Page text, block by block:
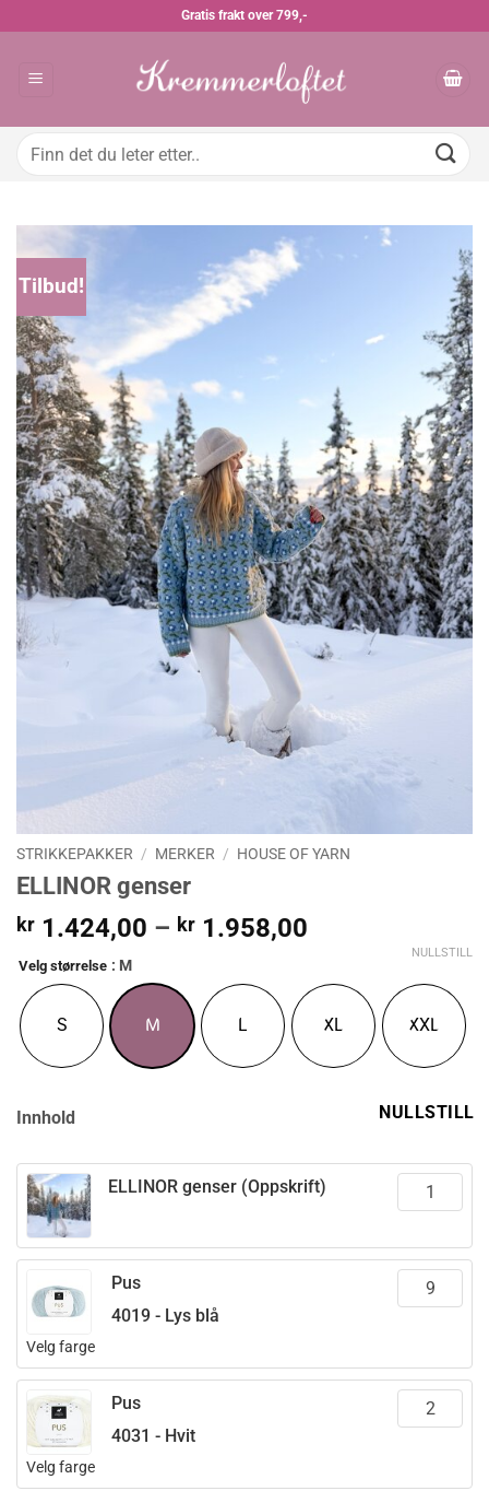
Gratis frakt over 799,-
Søk
Tilbud!
STRIKKEPAKKER / MERKER / HOUSE OF YARN
ELLINOR genser
kr 1.424,00 – kr 1.958,00
kr 1.424,00
til
kr 1.958,00
Velg størrelse : M
S M L XL XXL
NULLSTILL
Innhold NULLSTILL
ELLINOR genser (Oppskrift)
Velg farge
Pus
4019 - Lys blå
Velg farge
Pus
4031 - Hvit